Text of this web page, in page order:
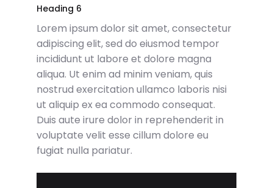
Heading 6
Lorem ipsum dolor sit amet, consectetur
adipiscing elit, sed do eiusmod tempor
incididunt ut labore et dolore magna
aliqua. Ut enim ad minim veniam, quis
nostrud exercitation ullamco laboris nisi
ut aliquip ex ea commodo consequat.
Duis aute irure dolor in reprehenderit in
voluptate velit esse cillum dolore eu
fugiat nulla pariatur.